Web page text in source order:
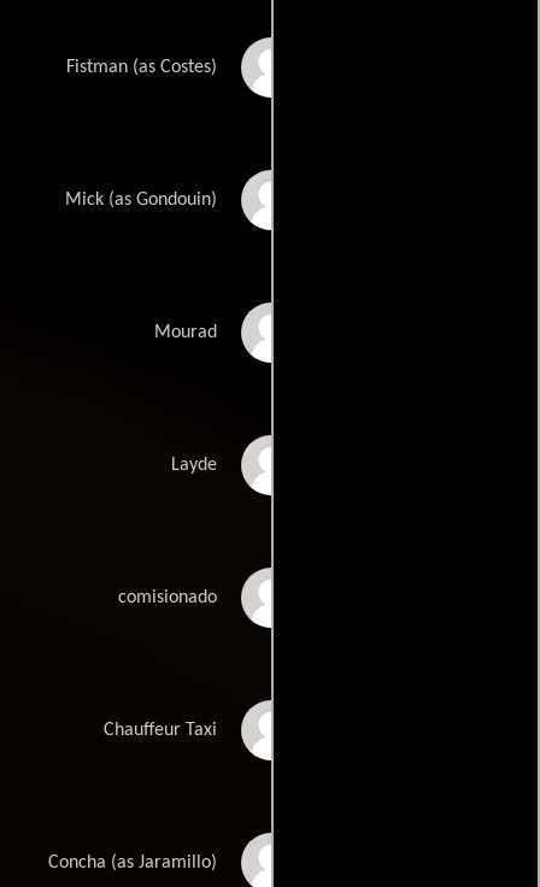
Fistman (as Costes)
Mick (as Gondouin)
Mourad
Layde
comisionado
Chauffeur Taxi
Concha (as Jaramillo)